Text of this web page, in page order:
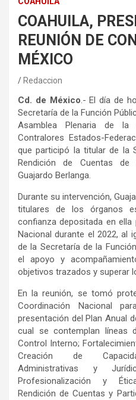
COAHUILA,
REUNIÓN DE
MÉXICO
Redaccion
Cd. de México.- El día de
Secretaría de la Función
Asamblea Plenaria de la
Contralores Estados-
que participó la titular de la
Rendición de Cuentas de
Guajardo Berlanga.
Durante su intervención,
titulares de los órganos
confianza depositada en
Nacional durante el 2022, al
de la Secretaría de la
el apoyo y
objetivos trazados y superar
En la reunión, se tomó
Coordinación Nacional
presentación del Plan Anual
cual se contemplan líneas
Control Interno;
Creación de
Administrativas y
Profesionalización y
Rendición de Cuentas y